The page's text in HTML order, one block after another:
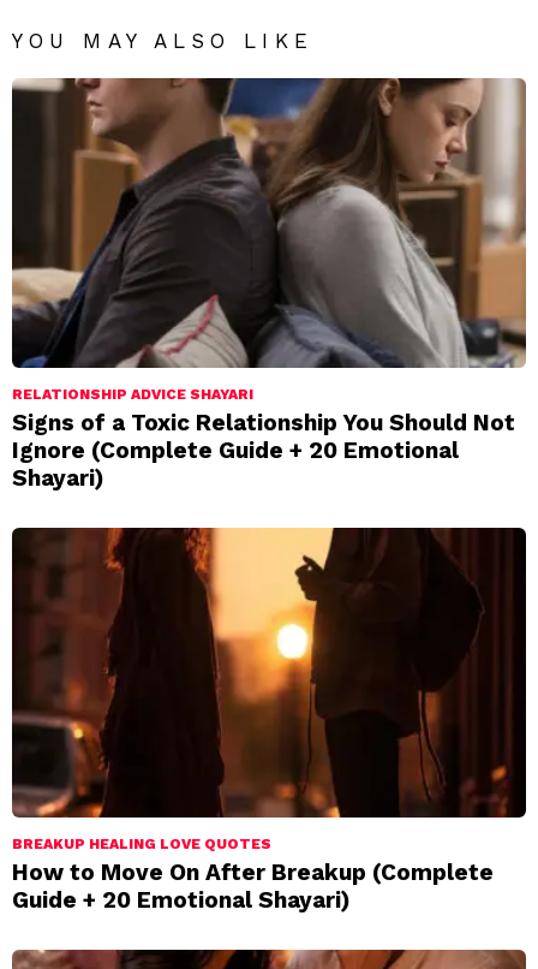
YOU MAY ALSO LIKE
RELATIONSHIP ADVICE SHAYARI
Signs of a Toxic Relationship You Should Not
Ignore (Complete Guide + 20 Emotional
Shayari)
BREAKUP HEALING LOVE QUOTES
How to Move On After Breakup (Complete
Guide + 20 Emotional Shayari)